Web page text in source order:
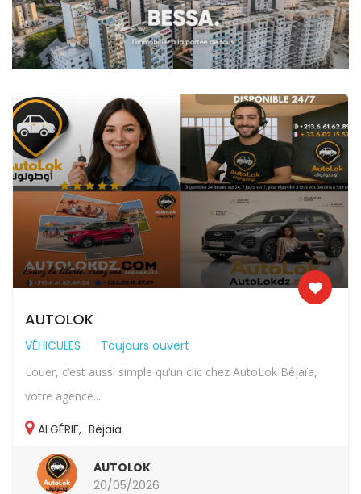
AUTOLOK
VÉHICULES Toujours ouvert
Louer, c’est aussi simple qu’un clic chez AutoLok Béjaïa,
votre agence...
ALGÉRIE, Béjaia
AUTOLOK
20/05/2026